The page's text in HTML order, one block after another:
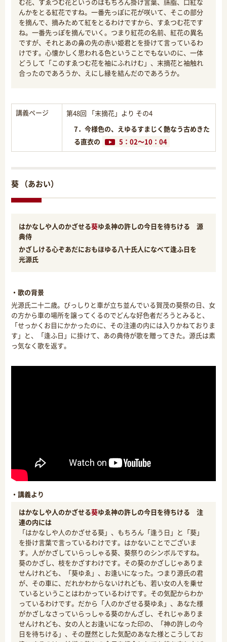
んかをとる紅花ですね。一番先っぽに花が咲いて、そこの部分
を摘んで、摘みためて紅をとるわけですから、すゑつむ花です
ね。一番先っぽを摘んでいく。つまり紅花の名前、紅花の異名
ですが、それとあの鼻の先の赤い姫君とを掛けて言っているわ
けです。心懐かしく思われる色ということでもないのに、一体
どうして「このすゑつむ花を袖にふれけむ」、末摘花と袖触れ
合ったのであろうか、えにし縁を結んだのであろうか。
講義ページ
第48回 「末摘花」より その4
7．今様色の、えゆるすまじく艶なう古めきた
る直衣の
5：02～10：04
葵 （あおい）
はかなしや人のかざせる葵ゆゑ神の許しの今日を待ちける 源
典侍
かざしける心ぞあだにおもほゆる八十氏人になべて逢ふ日を
光源氏
・歌の背景
光源氏二十二歳。びっしりと車が立ち並んでいる賀茂の葵祭の日、女
の方から車の場所を譲ってくるのでどんな好色者だろうとみると、
「せっかくお目にかかったのに、その注連の内には入りかねておりま
す」と、「逢ふ日」に掛けて、あの典侍が歌を贈ってきた。源氏は素
っ気なく歌を返す。
・講義より
はかなしや人のかざせる葵ゆゑ神の許しの今日を待ちける 注
連の内には
「はかなしや人のかざせる葵」、もちろん「逢う日」と「葵」
を掛け言葉で言っているわけです。はかないことでございま
す。人がかざしていらっしゃる葵、葵祭りのシンボルですね。
葵のかざし、枝をかざすわけです。その葵のかざしじゃありま
せんけれども、「葵ゆゑ」、お逢いになった。つまり源氏の君
が、その車に、だれかわからないけれども、若い女の人を乗せ
ているということはわかっているわけです。その気配からわか
っているわけです。だから「人のかざせる葵ゆゑ」、あなた様
がかざしなさっていらっしゃる葵のかんざし、それじゃありま
せんけれども、女の人とお逢いになった印の、「神の許しの今
日を待ちける」、その歴然とした気配のあなた様とこうしてお